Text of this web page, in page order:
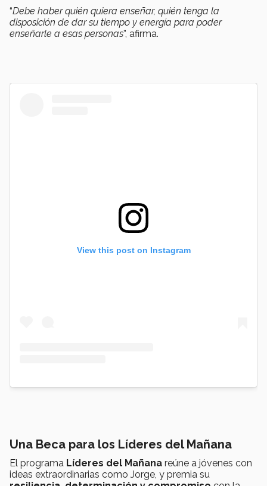
“Debe haber quién quiera enseñar, quién tenga la
disposición de dar su tiempo y energía para poder
enseñarle a esas personas”, afirma.
View this post on Instagram
Una Beca para los Líderes del Mañana
El programa Líderes del Mañana reúne a jóvenes con
ideas extraordinarias como Jorge, y premia su